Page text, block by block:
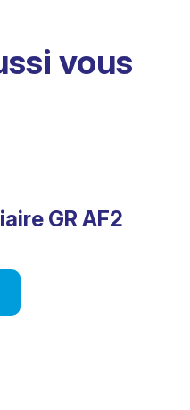
vous
GR AF2